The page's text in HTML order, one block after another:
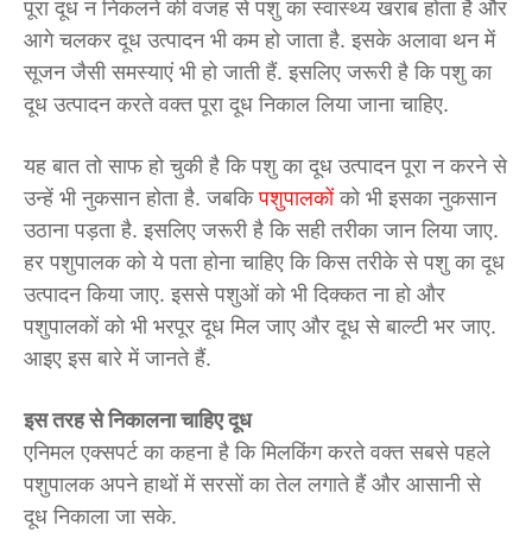
पूरा दूध न निकलने की वजह से पशु का स्वास्थ्य खराब होता है और
आगे चलकर दूध उत्पादन भी कम हो जाता है. इसके अलावा थन में
सूजन जैसी समस्याएं भी हो जाती हैं. इसलिए जरूरी है कि पशु का
दूध उत्पादन करते वक्त पूरा दूध निकाल लिया जाना चाहिए.
यह बात तो साफ हो चुकी है कि पशु का दूध उत्पादन पूरा न करने से
उन्हें भी नुकसान होता है. जबकिपशुपालकोंको भी इसका नुकसान
उठाना पड़ता है. इसलिए जरूरी है कि सही तरीका जान लिया जाए.
हर पशुपालक को ये पता होना चाहिए कि किस तरीके से पशु का दूध
उत्पादन किया जाए. इससे पशुओं को भी दिक्कत ना हो और
पशुपालकों को भी भरपूर दूध मिल जाए और दूध से बाल्टी भर जाए.
आइए इस बारे में जानते हैं.
इस तरह से निकालना चाहिए दूध
एनिमल एक्सपर्ट का कहना है कि मिलकिंग करते वक्त सबसे पहले
पशुपालक अपने हाथों में सरसों का तेल लगाते हैं और आसानी से
दूध निकाला जा सके.